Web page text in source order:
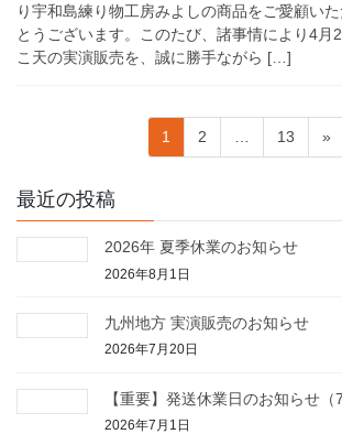
り宇和島練り物工房みよしの商品をご愛顧い
とうございます。このたび、諸事情により4月
こ天の実演販売を、誠に勝手ながら […]
投
の
ー
固
定
ジ
1
固
定
ジ
2
固
定
13 »
最近の投稿
2026年 夏季休業のお知らせ
2026年8月1日
九州地方 実演販売のお知らせ
2026年7月20日
【重要】発送休業日のお知らせ（
2026年7月1日